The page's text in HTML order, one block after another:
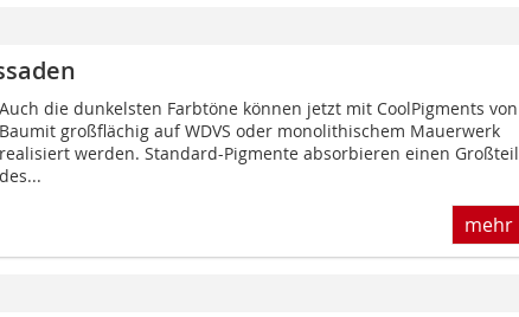
Auch die dunkelsten Farbtöne können jetzt mit CoolPigments von
Baumit großflächig auf WDVS oder monolithischem Mauerwerk
realisiert werden. Standard-Pigmente absorbieren einen Großteil
des...
mehr